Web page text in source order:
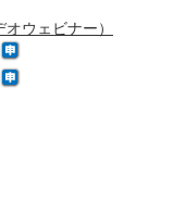
ウェビナー）